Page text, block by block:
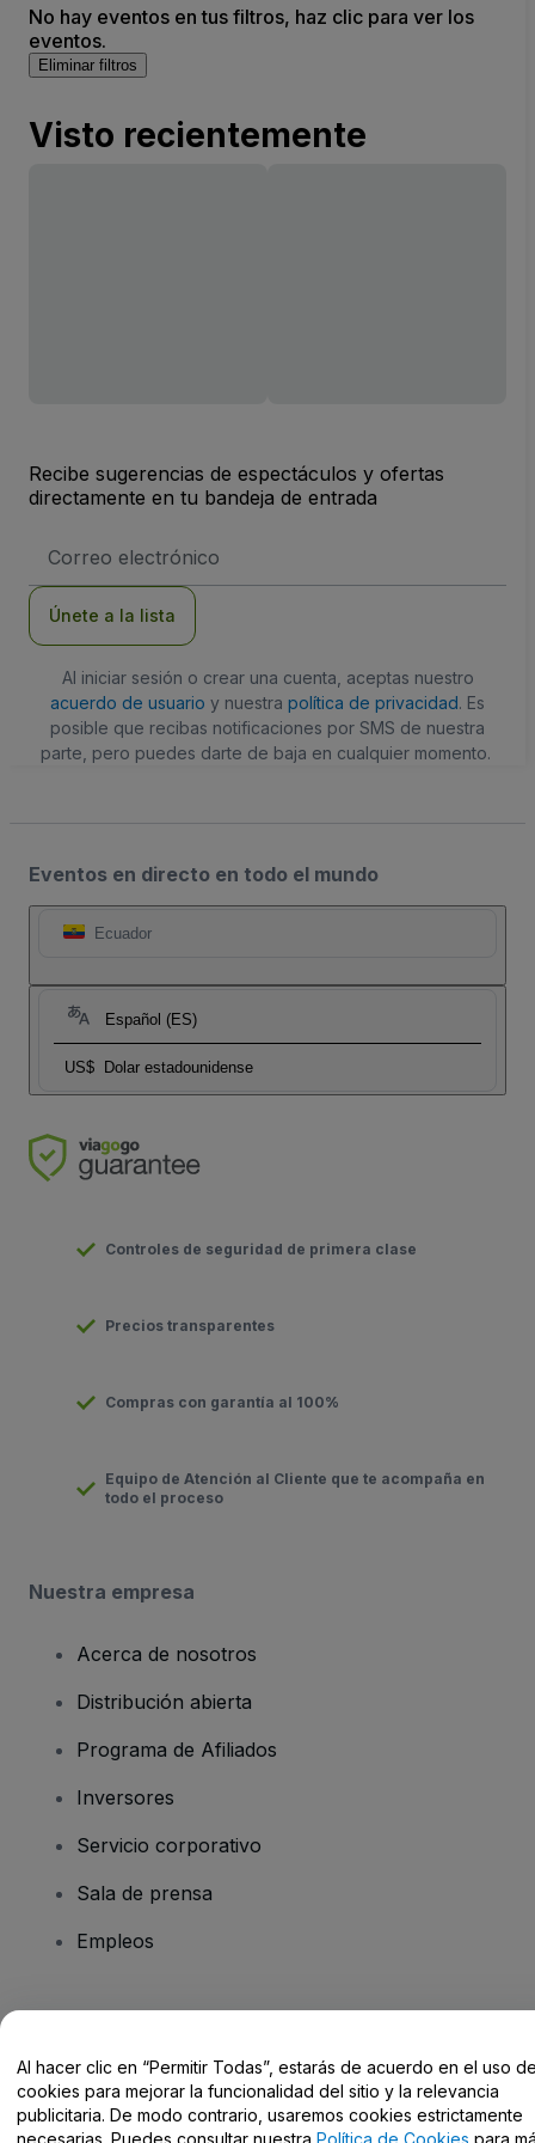
No hay eventos en tus filtros, haz clic para ver los
eventos.
Eliminar filtros
Visto recientemente
Recibe sugerencias de espectáculos y ofertas
directamente en tu bandeja de entrada
de
Únete a la lista
Al iniciar sesión o crear una cuenta, aceptas nuestro
acuerdo de usuario y nuestra política de privacidad. Es
posible que recibas notificaciones por SMS de nuestra
parte, pero puedes darte de baja en cualquier momento.
Eventos en directo en todo el mundo
Ecuador
Español (ES)
US$ Dolar estadounidense
Controles de seguridad de primera clase
Precios transparentes
Compras con garantía al 100%
Equipo de Atención al Cliente que te acompaña en
todo el proceso
Nuestra empresa
Acerca de nosotros
Distribución abierta
Programa de Afiliados
Inversores
Servicio corporativo
Sala de prensa
Empleos
Centro de Ayuda / Contacto
Al hacer clic en “Permitir Todas”, estarás de acuerdo en el uso
cookies para mejorar la funcionalidad del sitio y la relevancia
publicitaria. De modo contrario, usaremos cookies estrictamente
necesarias. Puedes consultar nuestra Política de Cookies para